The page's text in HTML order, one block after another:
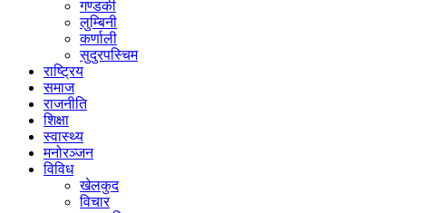
गण्डकी
लुम्बिनी
कर्णाली
सुदुरपस्चिम
राष्ट्रिय
समाज
राजनीति
शिक्षा
स्वास्थ्य
मनोरञ्जन
विविध
खेलकुद
विचार